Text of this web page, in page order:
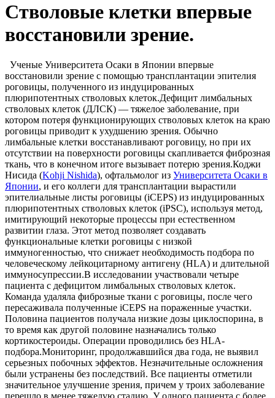
Стволовые клетки впервые
восстановили зрение.
Ученые Университета Осаки в Японии впервые
восстановили зрение с помощью трансплантации эпителия
роговицы, полученного из индуцированных
плюрипотентных стволовых клеток.Дефицит лимбальных
стволовых клеток (ДЛСК) — тяжелое заболевание, при
котором потеря функционирующих стволовых клеток на краю
роговицы приводит к ухудшению зрения. Обычно
лимбальные клетки восстанавливают роговицу, но при их
отсутствии на поверхности роговицы скапливается фиброзная
ткань, что в конечном итоге вызывает потерю зрения.Коджи
Нисида (Kohji Nishida), офтальмолог из Университета Осаки в
Японии, и его коллеги для трансплантации вырастили
эпителиальные листы роговицы (iCEPS) из индуцированных
плюрипотентных стволовых клеток (iPSC), используя метод,
имитирующий некоторые процессы при естественном
развитии глаза. Этот метод позволяет создавать
функциональные клетки роговицы с низкой
иммуногенностью, что снижает необходимость подбора по
человеческому лейкоцитарному антигену (HLA) и длительной
иммуносупрессии.В исследовании участвовали четыре
пациента с дефицитом лимбальных стволовых клеток.
Команда удаляла фиброзные ткани с роговицы, после чего
пересаживала полученные iCEPS на пораженные участки.
Половина пациентов получала низкие дозы циклоспорина, в
то время как другой половине назначались только
кортикостероиды. Операции проводились без HLA-
подбора.Мониторинг, продолжавшийся два года, не выявил
серьезных побочных эффектов. Незначительные осложнения
были устранены без последствий. Все пациенты отметили
значительное улучшение зрения, причем у троих заболевание
перешло в менее тяжелую стадию. У одного пациента с более